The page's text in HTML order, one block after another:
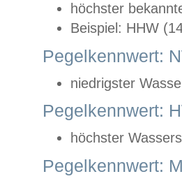
höchster
Beispiel: HHW
Pegelkennwert:
niedrigster
Pegelkennwert:
höchster
Pegelkennwert: